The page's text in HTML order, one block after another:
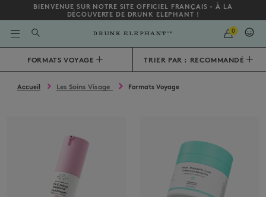
BIENVENUE SUR NOTRE SITE OFFICIEL FRANÇAIS - À LA
DÉCOUVERTE DE DRUNK ELEPHANT !
SAISIR
UN
MOT
CLÉ
OU
NUMÉRO
D'ARTICLE
0
Bas de la page
FORMATS VOYAGE TRIER PAR : RECOMMANDÉ
Accueil Les Soins Visage Formats Voyage